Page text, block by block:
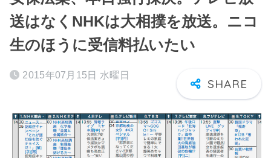
送はなくNHKは大相撲を放送。ニコ
生のほうに受信料払いたい
2015年07月15日 水曜日